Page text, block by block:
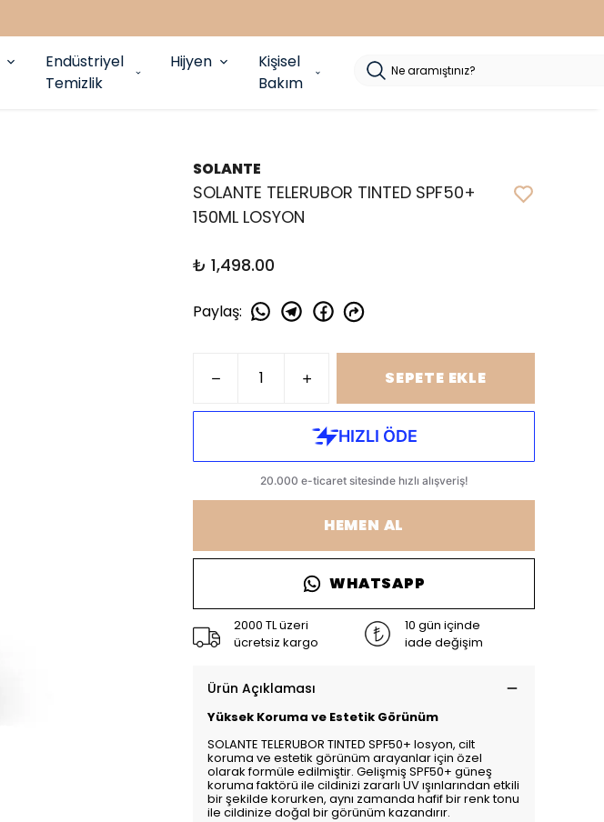
Endüstriyel
Temizlik
Hijyen
Kişisel
Bakım
SOLANTE
SOLANTE TELERUBOR TINTED SPF50+
150ML LOSYON
₺ 1,498.00
Paylaş:
SEPETE EKLE
HEMEN AL
WHATSAPP
2000 TL üzeri
ücretsiz kargo
10 gün içinde
iade değişim
Ürün Açıklaması
Yüksek Koruma ve Estetik Görünüm
SOLANTE TELERUBOR TINTED SPF50+ losyon, cilt
koruma ve estetik görünüm arayanlar için özel
olarak formüle edilmiştir. Gelişmiş SPF50+ güneş
koruma faktörü ile cildinizi zararlı UV ışınlarından etkili
bir şekilde korurken, aynı zamanda hafif bir renk tonu
ile cildinize doğal bir görünüm kazandırır.